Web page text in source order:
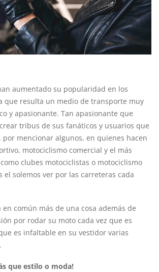
aumentado su popularidad en los
que resulta un medio de transporte muy
y apasionante. Tan apasionante que
tribus de sus fanáticos y usuarios que
mencionar algunos, en quienes hacen
motociclismo comercial y el más
clubes motociclistas o motociclismo
el solemos ver por las carreteras cada
común más de una cosa además de
por rodar su moto cada vez que es
es infaltable en su vestidor varias
que estilo o moda!